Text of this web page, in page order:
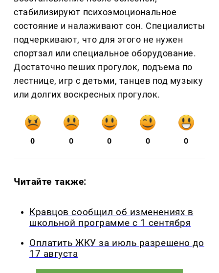
стабилизируют психоэмоциональное
состояние и налаживают сон. Специалисты
подчеркивают, что для этого не нужен
спортзал или специальное оборудование.
Достаточно пеших прогулок, подъема по
лестнице, игр с детьми, танцев под музыку
или долгих воскресных прогулок.
0 0 0 0 0
Читайте также:
Кравцов сообщил об изменениях в
школьной программе с 1 сентября
Оплатить ЖКУ за июль разрешено до
17 августа